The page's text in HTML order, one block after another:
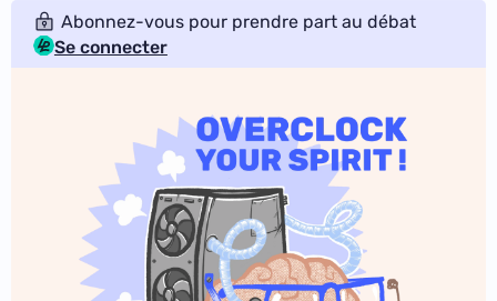
Abonnez-vous pour prendre part au débat
Se connecter